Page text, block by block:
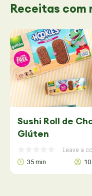
Receitas com
Sushi Roll de
Glúten
Leave a
35 min